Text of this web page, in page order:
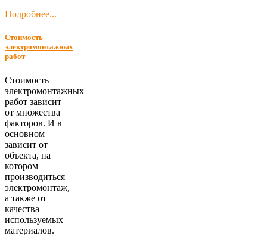
Подробнее...
Стоимость
электромонтажных
работ
Стоимость
электромонтажных
работ зависит
от множества
факторов. И в
основном
зависит от
объекта, на
котором
производиться
электромонтаж,
а также от
качества
используемых
материалов.